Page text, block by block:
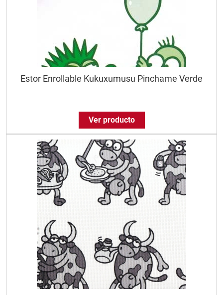
Estor Enrollable Kukuxumusu Pinchame Verde
Ver producto